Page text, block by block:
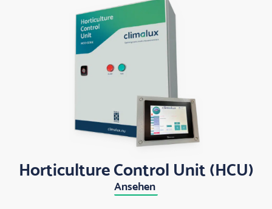
Horticulture Control Unit (HCU)
Ansehen